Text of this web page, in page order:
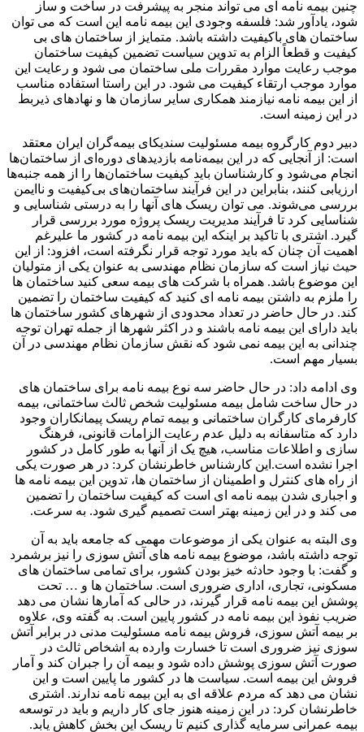
چنین بیمه نامه ای می تواند منجر به پیشرفت در ساخت و ساز
شود، یادآور شد: فلسفه وجودی این بیمه نامه این است که می توان
ساختمان های باکیفیت داشته باشد. متمایز از ساختمان های بی
کیفیت و قطعاً الزام به تدوین سیاست تضمین کیفیت ساختمان
موجب رعایت موارد مقررات ملی ساختمان می شود و رعایت این
موارد موجب ارتقاء کیفیت می شود. در این راستا استفاده مناسب
از این بیمه نامه نیازمند همکاری سایر سازمان ها و نهادهای ذیربط
در این زمینه است.
دبیر دوم کارگروه بیمه مسئولیت سندیکای بیمه‌گران ایران معتقد
است: از آنجایی که در این بیمه‌نامه بازدیدهای دوره‌ای از ساختمان‌ها
انجام می‌شود و کارشناسان باید کیفیت ساختمان‌ها را از همه جنبه‌ها
ارزیابی کنند، بنابراین در این فرآیند ساختمان‌های بی‌کیفیت و ناایمن
بررسی می‌شوند. می توان ریسک های آنها را به درستی شناسایی و
شناسایی کرد تا فرآیند مدیریت ریسک پروژه مورد بررسی قرار
گیرد. اشتری با تاکید بر اینکه این بیمه نامه در کشور ما علیرغم
اهمیت آن چنان که باید مورد توجه قرار نگرفته است، افزود: از این
حیث نیاز است که سازمان نظام مهندسی به عنوان یکی از متولیان
این موضوع باشد. همراه با شرکت های بیمه سعی کنید ساختمان ها
را ملزم به داشتن بیمه نامه ای کنید که کیفیت ساختمان را تضمین
کند. در حال حاضر در تعداد محدودی از شهرهای کشور ساختمان ها
باید دارای این بیمه نامه باشند و در اکثر شهرها از جمله تهران توجه
چندانی به این بیمه نمی شود که نقش سازمان نظام مهندسی در آن
بسیار مهم است.
وی ادامه داد: در حال حاضر سه نوع بیمه نامه برای ساختمان های
در حال ساخت شامل بیمه مسئولیت شخص ثالث ساختمانی، بیمه
کارفرمای کارگران ساختمانی و بیمه تمام ریسک پیمانکاران وجود
دارد که متاسفانه به دلیل عدم رعایت الزامات قانونی، فرهنگ
سازی و اطلاعات مناسب، هیچ یک از آنها به طور کامل در کشور
اجرا نشده است.این کارشناس خاطرنشان کرد: در هر صورت یکی
از راه های کنترل و اطمینان از ساختمان ها، تدوین این بیمه نامه ها
و اجباری شدن بیمه نامه ای است که کیفیت ساختمان را تضمین
می کند و در این زمینه بهتر است تصمیم گیری شود. به سرعت.
وی البته به عنوان یکی از موضوعات مهمی که جامعه باید به آن
توجه داشته باشد، موضوع بیمه نامه های آتش سوزی را نیز برشمرد
و گفت: با وجود حادثه خیز بودن کشور، برای تمامی ساختمان های
مسکونی، تجاری، اداری ضروری است. ساختمان ها و … تحت
پوشش این بیمه نامه قرار گیرند، در حالی که آمارها نشان می دهد
ضریب نفوذ این بیمه نامه در کشور پایین است. به گفته وی، علاوه
بر بیمه آتش سوزی، فروش بیمه نامه مسئولیت مدنی در برابر آتش
سوزی نیز ضروری است تا خسارت وارده به اشخاص ثالث در
صورت آتش سوزی پوشش داده شود و بیمه آن را جبران کند و آمار
فروش این بیمه است. سیاست ها در کشور ما پایین است و این
نشان می دهد که مردم علاقه ای به این بیمه نامه ندارند. اشتری
خاطرنشان کرد: در این زمینه هنوز جای کار داریم و باید در توسعه
بیمه عمرانی سرمایه گذاری کنیم تا ریسک این بخش کاهش یابد.